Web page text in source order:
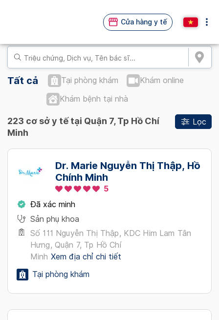
Cửa hàng y tế
Tất cả Tại phòng khám
Khám online
Khám bệnh tại nhà
Lọc
223 cơ sở y tế tại Quận 7, Tp Hồ Chí
Minh
Dr. Marie Nguyễn Thị Thập, Hồ
Chính Minh
5
Đã xác minh
Sản phụ khoa
Số 111 Nguyễn Thị Thập, KDC Him Lam Tân
Hưng, Quận 7, Tp Hồ Chí
Minh Xem địa chỉ chi tiết
Tại phòng khám